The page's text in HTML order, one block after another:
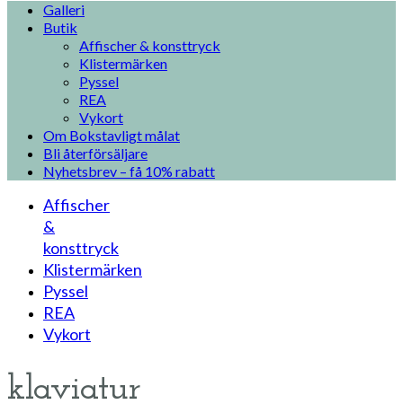
Galleri
Butik
Affischer & konsttryck
Klistermärken
Pyssel
REA
Vykort
Om Bokstavligt målat
Bli återförsäljare
Nyhetsbrev – få 10% rabatt
Affischer
&
konsttryck
Klistermärken
Pyssel
REA
Vykort
klaviatur